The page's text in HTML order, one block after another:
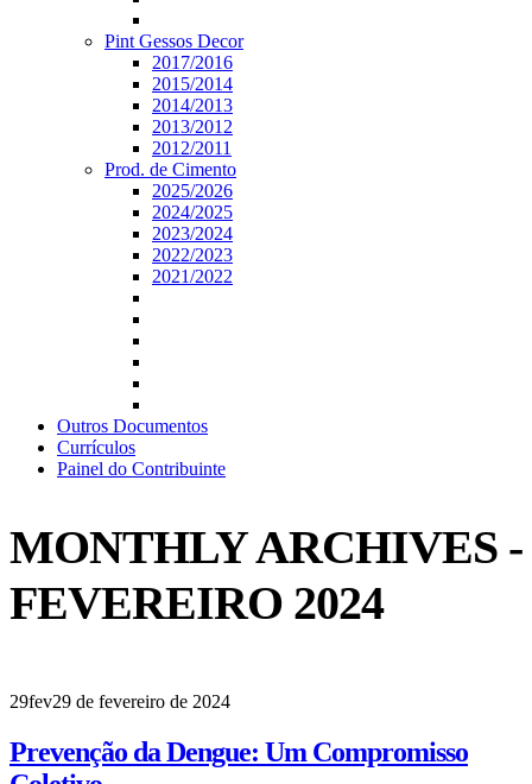
Pint Gessos Decor
2017/2016
2015/2014
2014/2013
2013/2012
2012/2011
Prod. de Cimento
2025/2026
2024/2025
2023/2024
2022/2023
2021/2022
Outros Documentos
Currículos
Painel do Contribuinte
MONTHLY ARCHIVES -
FEVEREIRO 2024
29fev29 de fevereiro de 2024
Prevenção da Dengue: Um Compromisso